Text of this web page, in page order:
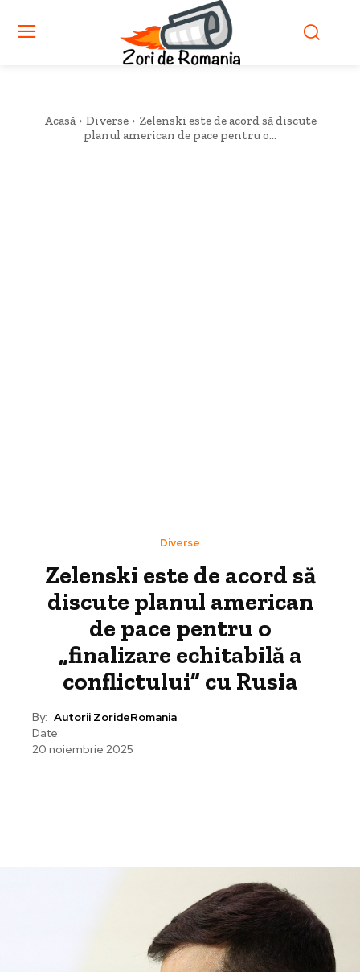
Acasă Diverse
Zelenski este de acord să discute
planul american de pace pentru o...
Diverse
Zelenski este de acord să
discute planul american
de pace pentru o
„finalizare echitabilă a
conflictului” cu Rusia
By: Autorii ZorideRomania
Date:
20 noiembrie 2025